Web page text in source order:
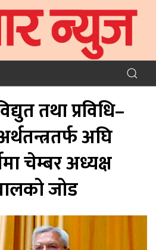
तथा प्रविधि–
अघि
चेम्बर अध्यक्ष
जोड